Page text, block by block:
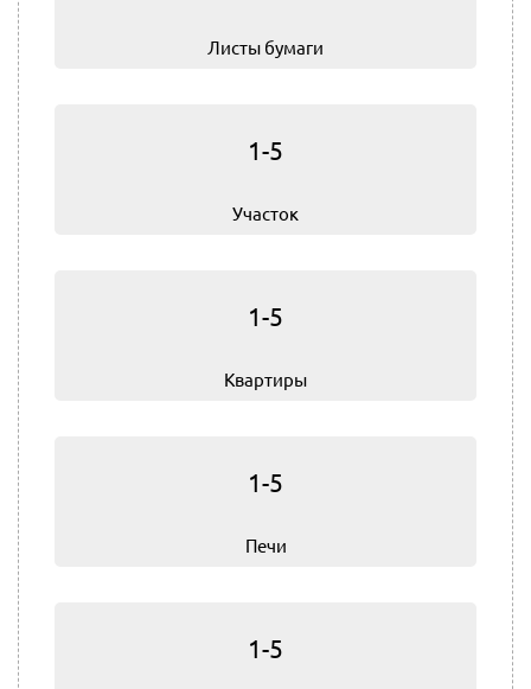
Листы бумаги
1-5
Участок
1-5
Квартиры
1-5
Печи
1-5